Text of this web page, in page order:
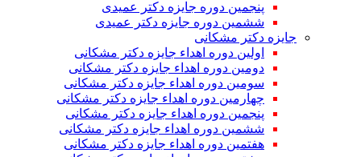
پنجمین دوره جایزه دکتر عمیدی
ششمین دوره جایزه دکتر عمیدی
جایزه دکتر مشکانی
اولین دوره اهداء جایزه دکتر مشکانی
دومین دوره اهداء جایزه دکتر مشکانی
سومین دوره اهداء جایزه دکتر مشکانی
چهارمین دوره اهداء جایزه دکتر مشکانی
پنجمین دوره اهداء جایزه دکتر مشکانی
ششمین دوره اهداء جایزه دکتر مشکانی
هفتمین دوره اهداء جایزه دکتر مشکانی